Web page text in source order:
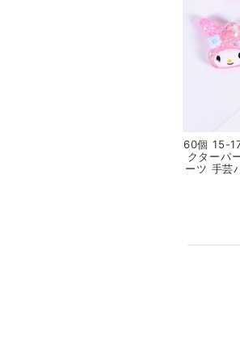
60個 15-
クターパ
ーツ 手芸